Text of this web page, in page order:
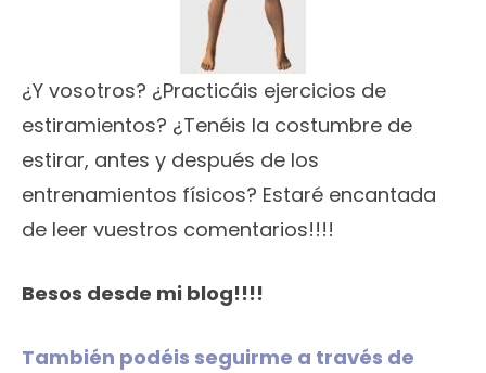
¿Y vosotros? ¿Practicáis ejercicios de
estiramientos? ¿Tenéis la costumbre de
estirar, antes y después de los
entrenamientos físicos? Estaré encantada
de leer vuestros comentarios!!!!
Besos desde mi blog!!!!
También podéis seguirme a través de